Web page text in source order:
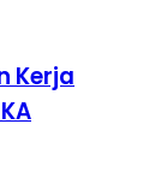
Kerja